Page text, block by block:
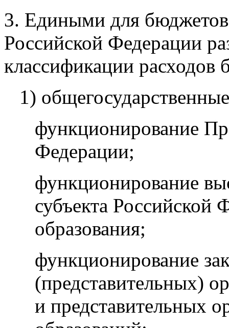
3. Едиными для
Российской Федерации
классификации расходов
1)
функционирование
Федерации;
функционирование
субъекта Российской
образования;
функционирование
(представительных)
и представительных